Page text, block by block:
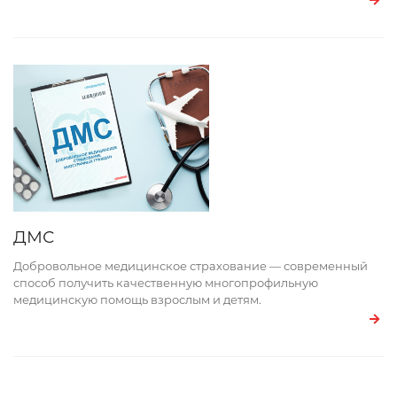
ДМС
Добровольное медицинское страхование — современный
способ получить качественную многопрофильную
медицинскую помощь взрослым и детям.